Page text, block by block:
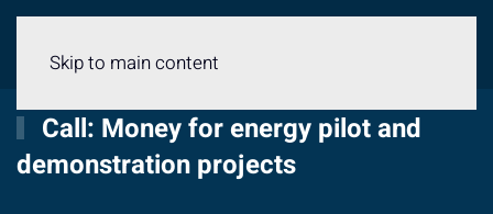
Skip to main content
Call: Money for energy pilot and
demonstration projects